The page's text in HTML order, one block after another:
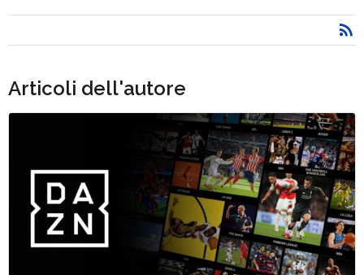
Articoli dell'autore